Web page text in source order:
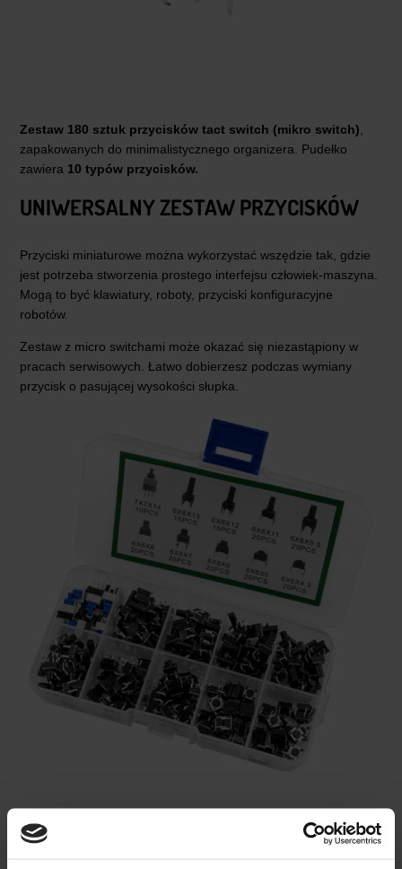
Zestaw 180 sztuk przycisków tact switch (mikro switch)
zapakowanych do minimalistycznego organizera. Pudełko
zawiera 10 typów przycisków.
UNIWERSALNY ZESTAW PRZYCISKÓW
Przyciski miniaturowe można wykorzystać wszędzie tak, gdzie
jest potrzeba stworzenia prostego interfejsu człowiek-maszyna.
Mogą to być klawiatury, roboty, przyciski konfiguracyjne
robotów.
Zestaw z micro switchami może okazać się niezastąpiony w
pracach serwisowych. Łatwo dobierzesz podczas wymiany
przycisk o pasującej wysokości słupka.
ZESTAW 180 PRZYCISKÓW